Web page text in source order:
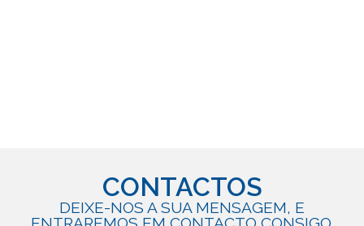
CONTACTOS
DEIXE-NOS A SUA MENSAGEM, E